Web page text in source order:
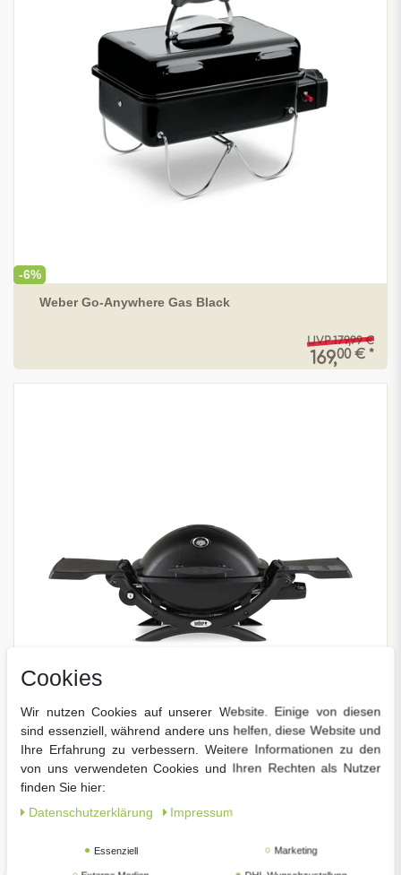
-6%
Weber Go-Anywhere Gas Black
UVP 179,99 €
169,00 € *
Weber Q 1200 Gasgrill Black
Cookies
Wir nutzen Cookies auf unserer Website. Einige von diesen
sind essenziell, während andere uns helfen, diese Website und
Ihre Erfahrung zu verbessern. Weitere Informationen zu den
von uns verwendeten Cookies und Ihren Rechten als Nutzer
finden Sie hier:
Daten­schutz­erklärung
Impressum
Essenziell Marketing